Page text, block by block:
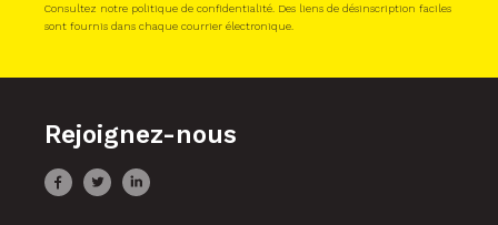
Consultez notre politique de confidentialité. Des liens de désinscription faciles
sont fournis dans chaque courrier électronique.
Rejoignez-nous